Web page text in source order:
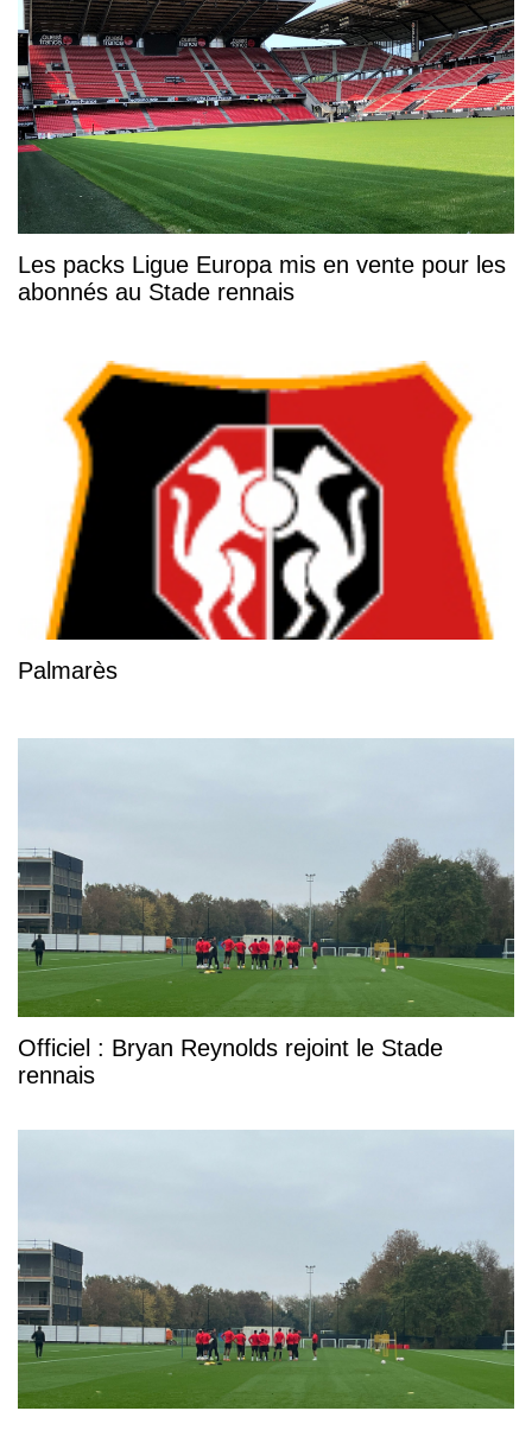
Les packs Ligue Europa mis en vente pour les
abonnés au Stade rennais
Palmarès
Officiel : Bryan Reynolds rejoint le Stade
rennais